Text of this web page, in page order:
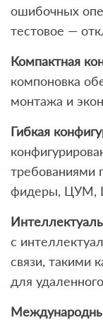
ошибочных
тестовое —
Компактная
компоновка
монтажа и
Гибкая
требованиями
фидеры, ЦУМ,
с
связи, такими
для